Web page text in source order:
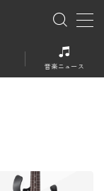
音楽ニュース